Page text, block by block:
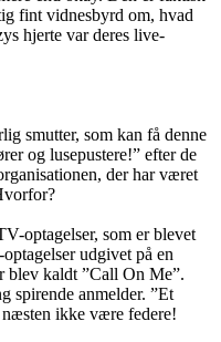
fint vidnesbyrd om, hvad
hjerte var deres live-
smutter, som kan få denne
og lusepustere!” efter de
der har været
optagelser, som er blevet
udgivet på en
blev kaldt ”Call On Me”.
spirende anmelder. ”Et
ikke være federe!